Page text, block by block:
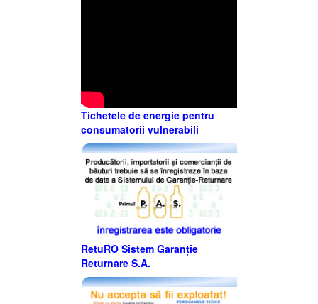
Tichetele de energie pentru
consumatorii vulnerabili
RetuRO Sistem Garanție
Returnare S.A.